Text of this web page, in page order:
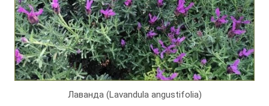
Лаванда (Lavandula angustifolia)